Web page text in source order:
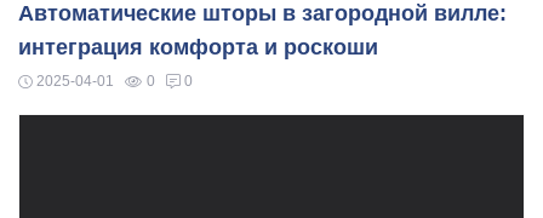
Автоматические шторы в загородной вилле:
интеграция комфорта и роскоши
2025-04-01 0 0